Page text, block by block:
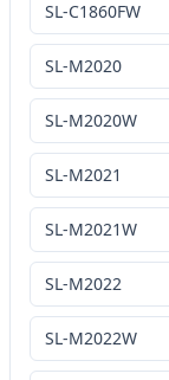
SL-C1860FW
SL-M2020
SL-M2020W
SL-M2021
SL-M2021W
SL-M2022
SL-M2022W